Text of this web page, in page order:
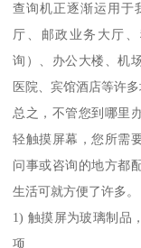
查询机正逐渐运用于
厅、邮政业务大厅
询）、办公大楼、机
医院、宾馆酒店等许
总之，不管您到哪里
轻触摸屏幕，您所需
问事或咨询的地方都
生活可就方便了许多。
1) 触摸屏为玻璃制品
项